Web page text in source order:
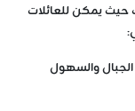
حيث يمكن للعائلات
والسهول